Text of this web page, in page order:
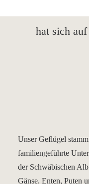
hat sich
Unser Geflügel
familiengeführte
der Schwäbischen
Gänse, Enten, Puten